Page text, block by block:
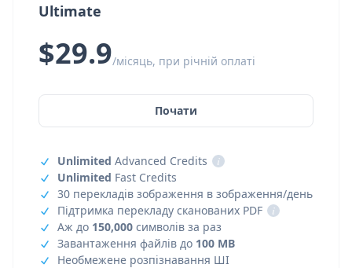
Ultimate
$29.9/місяць, при річній оплаті
Почати
Unlimited Advanced Credits
i
Unlimited Fast Credits
30 перекладів зображення в зображення/день
Підтримка перекладу сканованих PDF
i
Аж до 150,000 символів за раз
Завантаження файлів до 100 MB
Необмежене розпізнавання ШІ